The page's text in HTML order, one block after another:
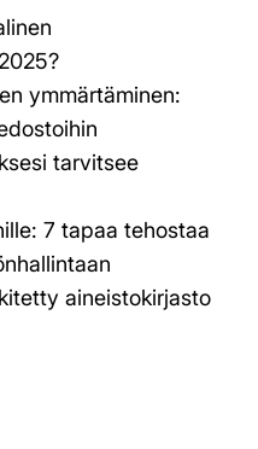
ymmärtäminen:
tarvitsee
7 tapaa tehostaa
aineistokirjasto